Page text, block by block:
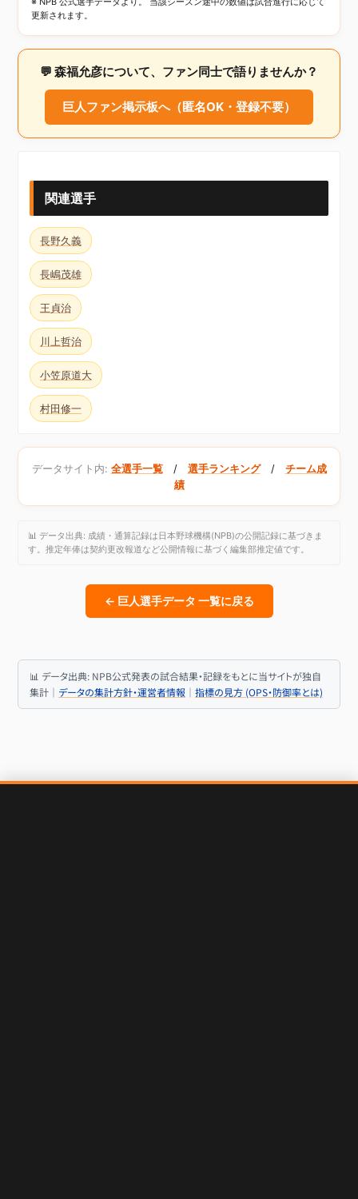
更新されます。
💬 森福允彦について、ファン同士で語りませんか？
巨人ファン掲示板へ（匿名OK・登録不要）
関連選手
長野久義
長嶋茂雄
王貞治
川上哲治
小笠原道大
村田修一
データサイト内: 全選手一覧/ 選手ランキング/ チーム成
績
📊 データ出典: 成績・通算記録は日本野球機構(NPB)の公開記録に基づきま
す。推定年俸は契約更改報道など公開情報に基づく編集部推定値です。
← 巨人選手データ 一覧に戻る
📊 データ出典: NPB公式発表の試合結果・記録をもとに当サイトが独自
集計｜ データの集計方針・運営者情報 ｜ 指標の見方 (OPS・防御率とは)